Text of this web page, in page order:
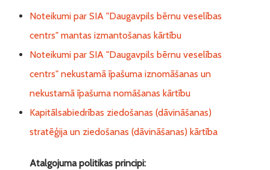
Noteikumi par SIA "Daugavpils bērnu veselības
centrs" mantas izmantošanas kārtību
Noteikumi par SIA "Daugavpils bērnu veselības
centrs" nekustamā īpašuma iznomāšanas un
nekustamā īpašuma nomāšanas kārtību
Kapitālsabiedrības ziedošanas (dāvināšanas)
stratēģija un ziedošanas (dāvināšanas) kārtība
Atalgojuma politikas principi: